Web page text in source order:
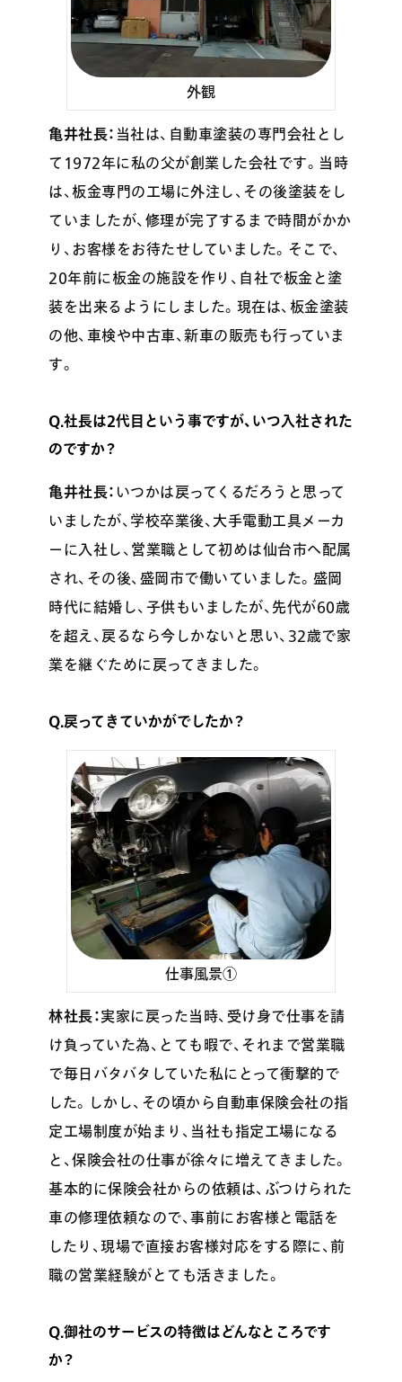
外観
亀井社長： 当社は、自動車塗装の専門会社とし
て1972年に私の父が創業した会社です。当時
は、板金専門の工場に外注し、その後塗装をし
ていましたが、修理が完了するまで時間がかか
り、お客様をお待たせしていました。そこで、
20年前に板金の施設を作り、自社で板金と塗
装を出来るようにしました。現在は、板金塗装
の他、車検や中古車、新車の販売も行っていま
す。
Q.社長は2代目という事ですが、いつ入社された
のですか？
亀井社長： いつかは戻ってくるだろうと思って
いましたが、学校卒業後、大手電動工具メーカ
ーに入社し、営業職として初めは仙台市へ配属
され、その後、盛岡市で働いていました。盛岡
時代に結婚し、子供もいましたが、先代が60歳
を超え、戻るなら今しかないと思い、32歳で家
業を継ぐために戻ってきました。
Q.戻ってきていかがでしたか？
仕事風景①
林社長：実家に戻った当時、受け身で仕事を請
け負っていた為、とても暇で、それまで営業職
で毎日バタバタしていた私にとって衝撃的で
した。しかし、その頃から自動車保険会社の指
定工場制度が始まり、当社も指定工場になる
と、保険会社の仕事が徐々に増えてきました。
基本的に保険会社からの依頼は、ぶつけられた
車の修理依頼なので、事前にお客様と電話を
したり、現場で直接お客様対応をする際に、前
職の営業経験がとても活きました。
Q.御社のサービスの特徴はどんなところです
か？